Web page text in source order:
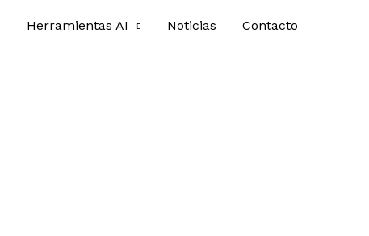
Herramientas AI Noticias Contacto